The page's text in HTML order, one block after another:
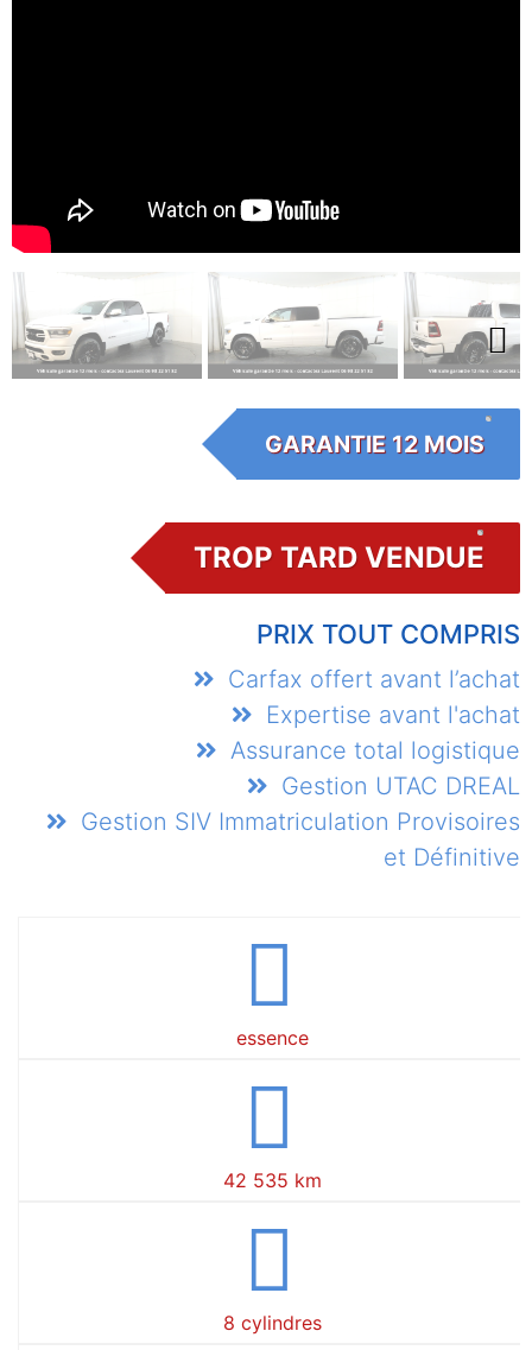
Next
GARANTIE 12 MOIS
TROP TARD VENDUE
PRIX TOUT COMPRIS
Carfax offert avant l’achat
Expertise avant l'achat
Assurance total logistique
Gestion UTAC DREAL
Gestion SIV Immatriculation Provisoires
et Définitive
essence
42 535 km
8 cylindres